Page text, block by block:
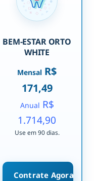
BEM-ESTAR ORTO
WHITE
Mensal R$
171,49
Anual R$
1.714,90
Use em 90 dias.
Contrate Agora